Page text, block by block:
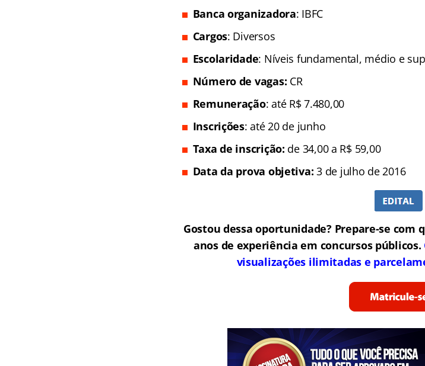
Banca organizadora: IBFC
Cargos: Diversos
Escolaridade: Níveis fundamental, médio e
Número de vagas: CR
Remuneração: até R$ 7.480,00
Inscrições: até 20 de junho
Taxa de inscrição: de 34,00 a R$ 59,00
Data da prova objetiva:3 de julho de 2016
Gostou dessa oportunidade? Prepare-se com
anos de experiência em concursos públicos.
visualizações ilimitadas e